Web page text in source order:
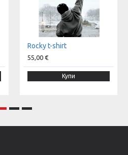
Rocky t-shirt
55,00 €
Купи